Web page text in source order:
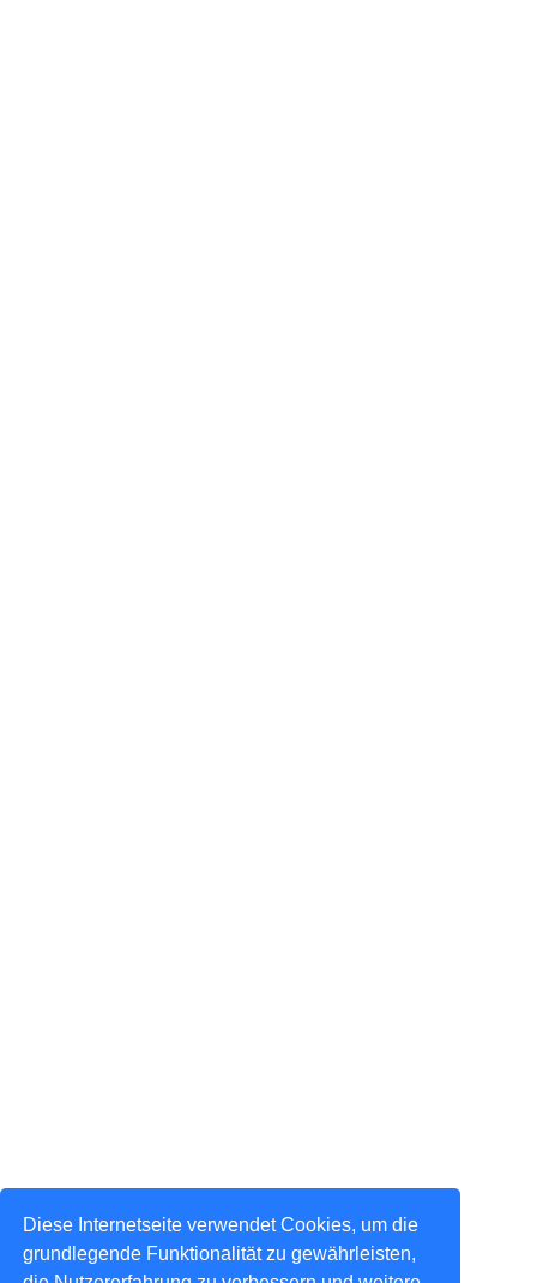
Diese Internetseite verwendet Cookies, um die
grundlegende Funktionalität zu gewährleisten,